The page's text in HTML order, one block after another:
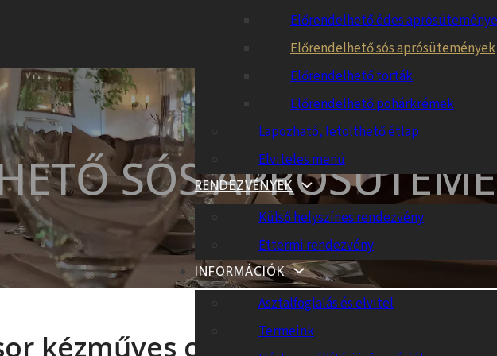
Előrendelhető édes
Előrendelhető sós aprósütemények
Előrendelhető torták
Előrendelhető pohárkrémek
Lapozható, letölthető étlap
Elviteles menü
RENDEZVÉNYEK
Külső helyszínes rendezvény
Éttermi rendezvény
INFORMÁCIÓK
Asztalfoglalás és elvitel
Termeink
SÓS
kézműves cukrász műhely